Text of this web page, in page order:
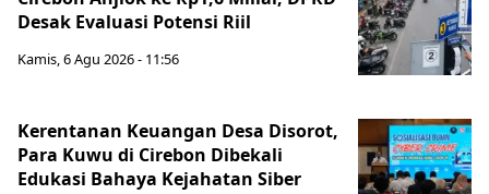
Desak Evaluasi Potensi Riil
Kamis, 6 Agu 2026 - 11:56
Kerentanan Keuangan Desa Disorot,
Para Kuwu di Cirebon Dibekali
Edukasi Bahaya Kejahatan Siber